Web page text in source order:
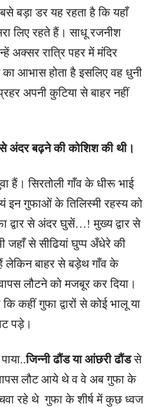
बड़ा डर यह रहता है कि यहाँ
लिए रहते हैं। साधू रजनीश
अक्सर रात्रि पहर में मंदिर
आभास होता है इसलिए वह धुनी
अपनी कुटिया से बाहर नहीं
अंदर बढ़ने की कोशिश की थी।
हैं। सिरतोली गाँव के धीरू भाई
इन गुफाओं के तिलिस्मी रहस्य को
द्वार से अंदर घुसें…! मुख्य द्वार से
से सीढियां घुप्प अँधेरे की
बाहर से बड़ेथ गाँव के
लौटने को मजबूर कर दिया।
कहीं गुफा द्वारों से कोई भालू या
पड़े।
जिन्नी ढौंड या आंछरी ढौंडसे
लौट आये थे व वे अब गुफा के
रहे थे गुफा के शीर्ष में कुछ ध्वज